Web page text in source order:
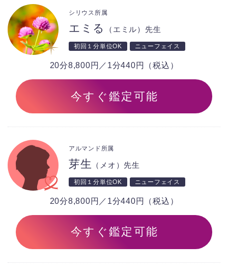
エミる （エミル）先生
シリウス所属
初回１分単位OK ニューフェイス
20分8,800円／1分440円（税込）
今すぐ鑑定可能
芽生 （メオ）先生
アルマンド所属
初回１分単位OK ニューフェイス
20分8,800円／1分440円（税込）
今すぐ鑑定可能